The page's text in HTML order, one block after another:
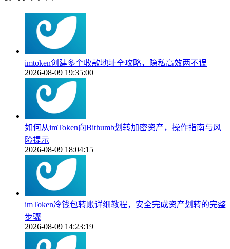
imtoken创建多个收款地址全攻略，隐私高效两不误
2026-08-09 19:35:00
如何从imToken向Bithumb划转加密资产，操作指南与风
险提示
2026-08-09 18:04:15
imToken冷钱包转账详细教程，安全完成资产划转的完整
步骤
2026-08-09 14:23:19